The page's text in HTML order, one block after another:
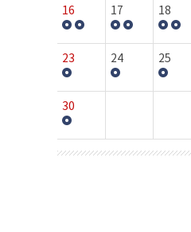
16 17 18
23 24 25
30